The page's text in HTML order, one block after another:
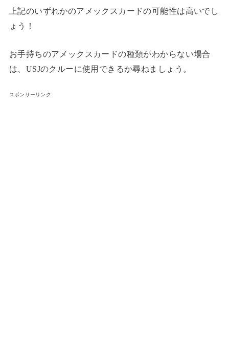
上記のいずれかのアメックスカードの可能性は高いでし
ょう！
お手持ちのアメックスカードの種類がわからない場合
は、USJのクルーに使用できるか尋ねましょう。
スポンサーリンク